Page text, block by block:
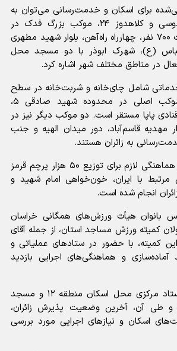
برای اسکان و خدمت‌رسانی می‌توان به
محدوده دانشگاه فردوسی و کلاهدوز ۲۴، موکب بزرگ فدک در
پنج‌راه پایین با ظرفیت ۷۰۰ نفر، چهارراه راه‌آهن، بلوار شهید مطهری
(ع)، شهرک ابوذر با دو مسجد محل
در مناطق مختلف شهر اشاره کرد.
شامل چای‌خانه و شربت‌خانه در سطح
شهر برپا شده که موکب اصلی در محدوده شهید صادقی ۵،
پاپا مستقر است. دو موکب دیگر نیز در
بلوار مهدیه قاسم‌آباد، دور میدان الهیه و جنب
به زائران هستند.
در بخش فرهنگی نیز هماهنگی لازم برای توزیع ۵۰ هزار پرچم قرمز
با ایران، خون‌خواهی امام شهید و
انجام شده است.
بانوان هیأت ورزش‌های همگانی خراسان
کمیته ورزش مساجد استان، از جمله آقای
کمیته، با حضور در ستاد‌های عملیاتی و
آماده‌سازی و هماهنگی‌های اجرایی بازدید
این بازدید‌ها شامل ستاد مرکزی محل اسکان منطقه ۱۲ و مسجد
طی آن، آخرین وضعیت پذیرش زائران،
اسکان و نیاز‌های اجرایی مورد بررسی